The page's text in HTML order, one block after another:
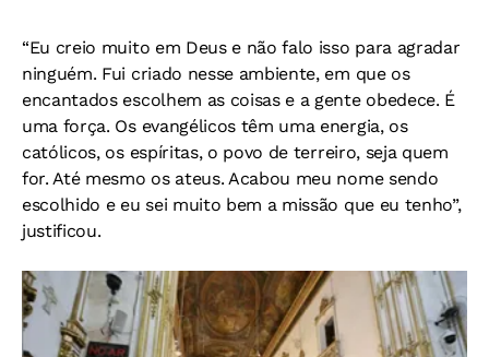
“Eu creio muito em Deus e não falo isso para agradar
ninguém. Fui criado nesse ambiente, em que os
encantados escolhem as coisas e a gente obedece. É
uma força. Os evangélicos têm uma energia, os
católicos, os espíritas, o povo de terreiro, seja quem
for. Até mesmo os ateus. Acabou meu nome sendo
escolhido e eu sei muito bem a missão que eu tenho”,
justificou.